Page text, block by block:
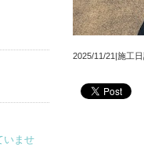
2025/11/21|施工
いませ